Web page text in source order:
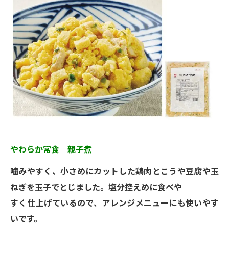
やわらか常食 親子煮
噛みやすく、小さめにカットした鶏肉とこうや豆腐や玉
ねぎを玉子でとじました。塩分控えめに食べや
すく仕上げているので、アレンジメニューにも使いやす
いです。